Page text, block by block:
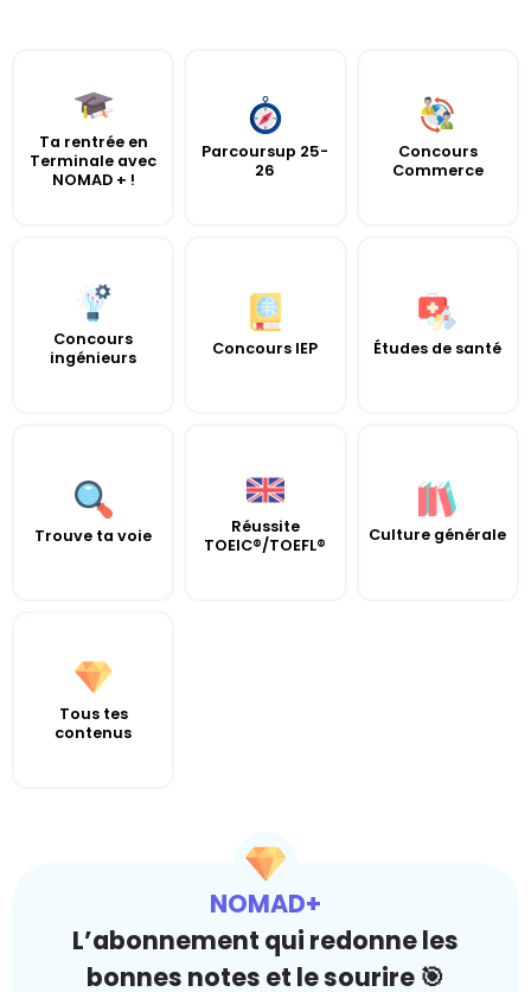
Ta rentrée en
Terminale avec
NOMAD + !
Parcoursup 25-
26
Concours
Commerce
Concours
ingénieurs
Concours IEP Études de santé
Trouve ta voie
Réussite
TOEIC®/TOEFL®
Culture générale
Tous tes
contenus
NOMAD+
L’abonnement qui redonne les
bonnes notes et le sourire 🎯